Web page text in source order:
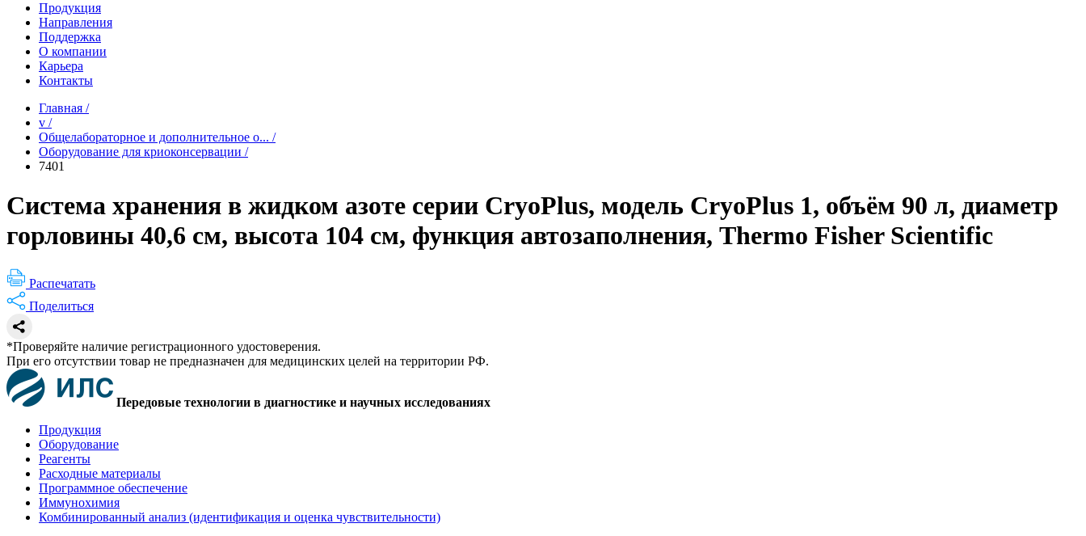
Продукция
Направления
Поддержка
О компании
Карьера
Контакты
Главная /
v /
Общелабораторное и дополнительное о... /
Оборудование для криоконсервации /
7401
Система хранения в жидком азоте серии CryoPlus, модель CryoPlus 1, объём 90 л, диаметр
горловины 40,6 см, высота 104 см, функция автозаполнения, Thermo Fisher Scientific
Распечатать
Поделиться
*Проверяйте наличие регистрационного удостоверения.
При его отсутствии товар не предназначен для медицинских целей на территории РФ.
Передовые технологии в диагностике и научных исследованиях
Продукция
Оборудование
Реагенты
Расходные материалы
Программное обеспечение
Иммунохимия
Комбинированный анализ (идентификация и оценка чувствительности)